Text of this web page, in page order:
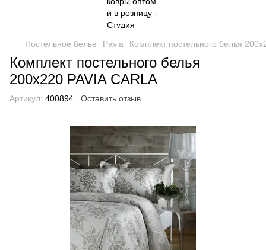
Постельное белье Pavia Комплект постельного белья
Комплект постельного белья
200x220 PAVIA CARLA
Артикул: 400894 Оставить отзыв